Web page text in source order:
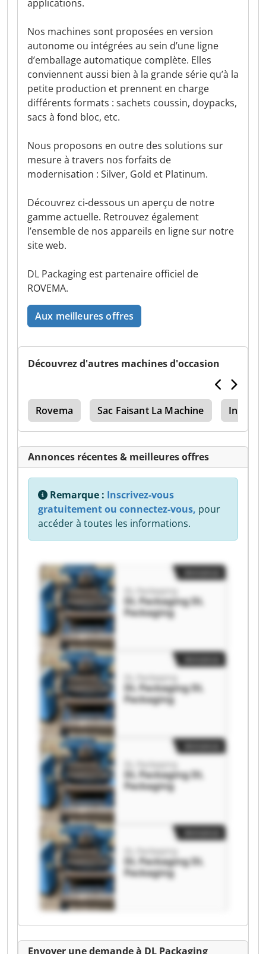
applications.
Nos machines sont proposées en version
autonome ou intégrées au sein d’une ligne
d’emballage automatique complète. Elles
conviennent aussi bien à la grande série qu’à la
petite production et prennent en charge
différents formats : sachets coussin, doypacks,
sacs à fond bloc, etc.
Nous proposons en outre des solutions sur
mesure à travers nos forfaits de
modernisation : Silver, Gold et Platinum.
Découvrez ci-dessous un aperçu de notre
gamme actuelle. Retrouvez également
l’ensemble de nos appareils en ligne sur notre
site web.
DL Packaging est partenaire officiel de
ROVEMA.
Aux meilleures offres
Découvrez d'autres machines d'occasion
Rovema Sac Faisant La Machine
Annonces récentes & meilleures offres
Remarque : Inscrivez-vous
gratuitement ou connectez-vous, pour
accéder à toutes les informations.
DL Packaging
DL Packaging DL
Packaging
DL Packaging
DL Packaging DL
Packaging
DL Packaging
DL Packaging DL
Packaging
DL Packaging
DL Packaging DL
Packaging
Envoyer une demande à DL Packaging